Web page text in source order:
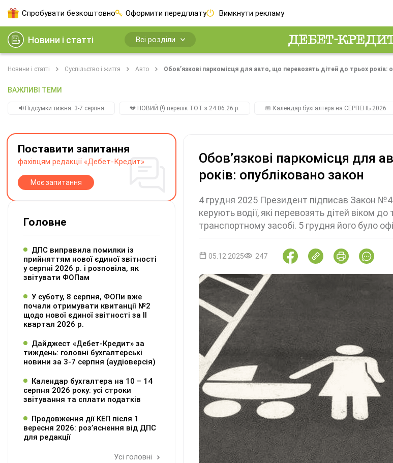
Спробувати безкоштовно Оформити передплату Вимкнути рекламу
Новини і статті Всі розділи
Новини і статті Суспільство і життя Авто Обов’язкові паркомісця для авто, що перевозять дітей до трьох років:
ВАЖЛИВІ ТЕМИ
🔉Підсумки тижня. 3-7 серпня 💔 НОВИЙ (!) перелік ТОТ з 24.06.26 р. 📅 Календар бухгалтера на СЕРПЕНЬ 2026
Обов’язкові паркомісця для
років: опубліковано закон
4 грудня 2025 Президент підписав Закон
керують водії, які перевозять дітей віком
транспортному засобі. 5 грудня його було
05.12.2025 247
Поставити запитання
фахівцям редакції «Дебет-Кредит»
Моє запитання
Головне
ДПС виправила помилки із
прийняттям нової єдиної звітності
у серпні 2026 р. і розповіла, як
звітувати ФОПам
У суботу, 8 серпня, ФОПи вже
почали отримувати квитанції №2
щодо нової єдиної звітності за ІІ
квартал 2026 р.
Дайджест «Дебет-Кредит» за
тиждень: головні бухгалтерські
новини за 3-7 серпня (аудіоверсія)
Календар бухгалтера на 10 – 14
серпня 2026 року: усі строки
звітування та сплати податків
Продовження дії КЕП після 1
вересня 2026: розʼяснення від ДПС
для редакції
Усі головні